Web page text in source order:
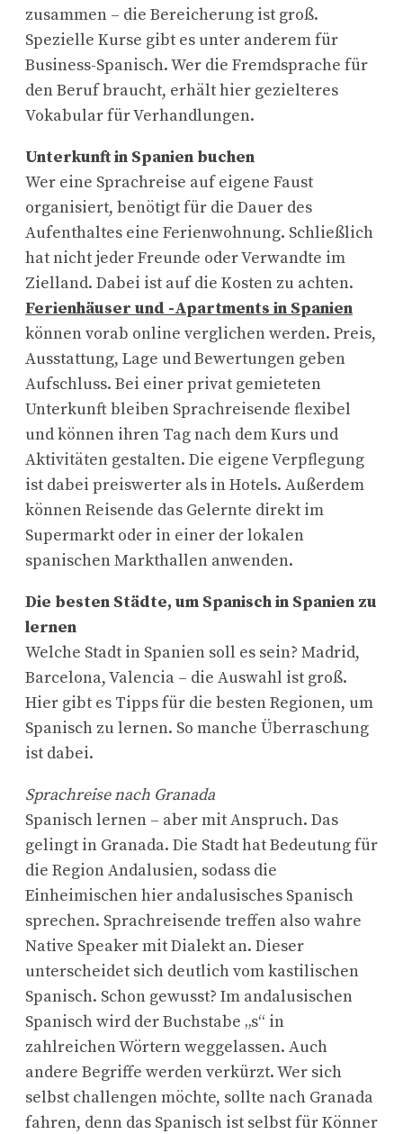
zusammen – die Bereicherung ist groß.
Spezielle Kurse gibt es unter anderem für
Business-Spanisch. Wer die Fremdsprache für
den Beruf braucht, erhält hier gezielteres
Vokabular für Verhandlungen.
Unterkunft in Spanien buchen
Wer eine Sprachreise auf eigene Faust
organisiert, benötigt für die Dauer des
Aufenthaltes eine Ferienwohnung. Schließlich
hat nicht jeder Freunde oder Verwandte im
Zielland. Dabei ist auf die Kosten zu achten.
Ferienhäuser und -Apartments in Spanien
können vorab online verglichen werden. Preis,
Ausstattung, Lage und Bewertungen geben
Aufschluss. Bei einer privat gemieteten
Unterkunft bleiben Sprachreisende flexibel
und können ihren Tag nach dem Kurs und
Aktivitäten gestalten. Die eigene Verpflegung
ist dabei preiswerter als in Hotels. Außerdem
können Reisende das Gelernte direkt im
Supermarkt oder in einer der lokalen
spanischen Markthallen anwenden.
Die besten Städte, um Spanisch in Spanien zu
lernen
Welche Stadt in Spanien soll es sein? Madrid,
Barcelona, Valencia – die Auswahl ist groß.
Hier gibt es Tipps für die besten Regionen, um
Spanisch zu lernen. So manche Überraschung
ist dabei.
Sprachreise nach Granada
Spanisch lernen – aber mit Anspruch. Das
gelingt in Granada. Die Stadt hat Bedeutung für
die Region Andalusien, sodass die
Einheimischen hier andalusisches Spanisch
sprechen. Sprachreisende treffen also wahre
Native Speaker mit Dialekt an. Dieser
unterscheidet sich deutlich vom kastilischen
Spanisch. Schon gewusst? Im andalusischen
Spanisch wird der Buchstabe „s“ in
zahlreichen Wörtern weggelassen. Auch
andere Begriffe werden verkürzt. Wer sich
selbst challengen möchte, sollte nach Granada
fahren, denn das Spanisch ist selbst für Könner